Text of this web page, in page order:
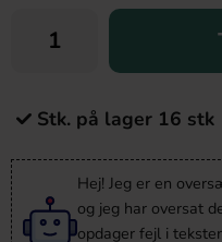
Stk. på lager 16 stk
Hej! Jeg er en
og jeg har oversat
opdager fejl i